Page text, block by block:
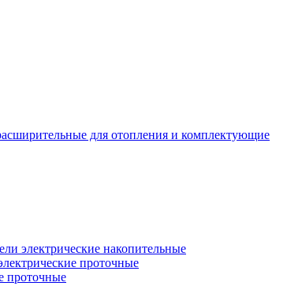
для отопления и комплектующие
электрические накопительные
проточные
проточные